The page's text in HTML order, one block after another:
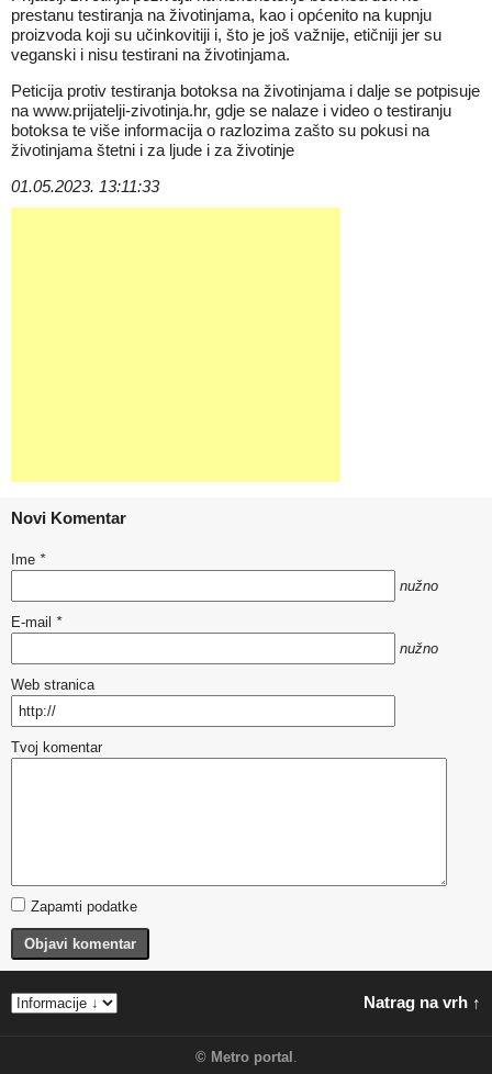
prestanu testiranja na životinjama, kao i općenito na kupnju
proizvoda koji su učinkovitiji i, što je još važnije, etičniji jer su
veganski i nisu testirani na životinjama.
Peticija protiv testiranja botoksa na životinjama i dalje se potpisuje
na www.prijatelji-zivotinja.hr, gdje se nalaze i video o testiranju
botoksa te više informacija o razlozima zašto su pokusi na
životinjama štetni i za ljude i za životinje
01.05.2023. 13:11:33
Novi Komentar
Ime *
nužno
E-mail *
nužno
Web stranica
Tvoj komentar
Zapamti podatke
Objavi komentar
Natrag na vrh ↑
© Metro portal .